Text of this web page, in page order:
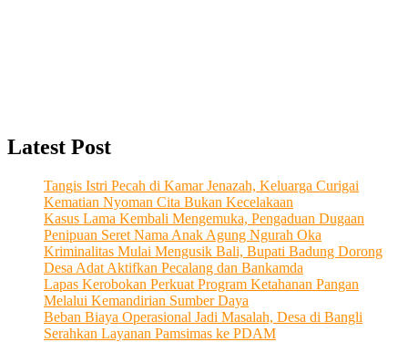
Latest Post
Tangis Istri Pecah di Kamar Jenazah, Keluarga Curigai
Kematian Nyoman Cita Bukan Kecelakaan
Kasus Lama Kembali Mengemuka, Pengaduan Dugaan
Penipuan Seret Nama Anak Agung Ngurah Oka
Kriminalitas Mulai Mengusik Bali, Bupati Badung Dorong
Desa Adat Aktifkan Pecalang dan Bankamda
Lapas Kerobokan Perkuat Program Ketahanan Pangan
Melalui Kemandirian Sumber Daya
Beban Biaya Operasional Jadi Masalah, Desa di Bangli
Serahkan Layanan Pamsimas ke PDAM